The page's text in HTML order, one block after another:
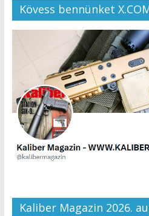
Kövess bennünket
Kaliber Magazin 2026.